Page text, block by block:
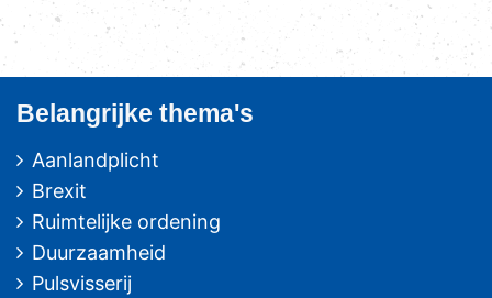
Belangrijke thema's
Aanlandplicht
Brexit
Ruimtelijke ordening
Duurzaamheid
Pulsvisserij